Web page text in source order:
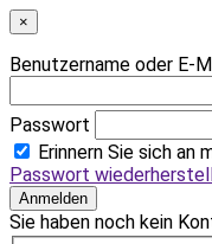
×
Benutzername oder E-
Passwort
Erinnern Sie sich an
Passwort
Anmelden
Sie haben noch kein